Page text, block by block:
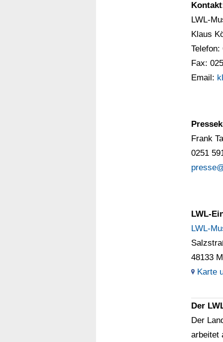
LWL-
Klaus
Telefon:
Fax:
Email:
Frank
0251
LWL-
LWL-
48133
Karte
Der
Der
arbeitet